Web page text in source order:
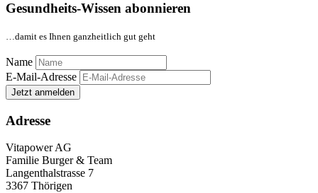
Gesundheits-Wissen abonnieren
…damit es Ihnen ganzheitlich gut geht
Name
E-Mail-Adresse
Jetzt anmelden
Adresse
Vitapower AG
Familie Burger & Team
Langenthalstrasse 7
3367 Thörigen